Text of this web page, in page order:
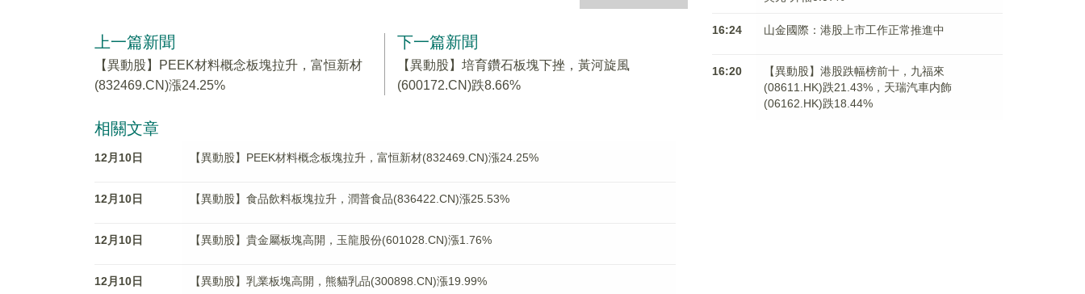
上一篇新聞
【異動股】PEEK材料概念板塊拉升，富恒新材
(832469.CN)漲24.25%
下一篇新聞
【異動股】培育鑽石板塊下挫，黃河旋風
(600172.CN)跌8.66%
相關文章
12月10日 【異動股】PEEK材料概念板塊拉升，富恒新材(832469.CN)漲24.25%
12月10日 【異動股】食品飲料板塊拉升，潤普食品(836422.CN)漲25.53%
12月10日 【異動股】貴金屬板塊高開，玉龍股份(601028.CN)漲1.76%
12月10日 【異動股】乳業板塊高開，熊貓乳品(300898.CN)漲19.99%
16:24 山金國際：港股上市工作正常推進中
16:20
【異動股】港股跌幅榜前十，九福來
(08611.HK)跌21.43%，天瑞汽車内飾
(06162.HK)跌18.44%